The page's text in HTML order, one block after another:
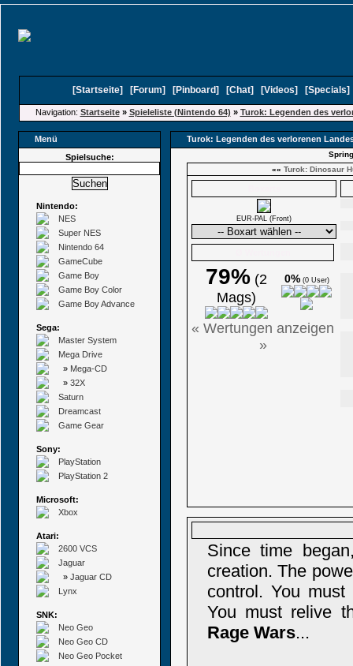
[Startseite] [Forum] [Pinboard] [Chat] [Videos] [Specials
Navigation: Startseite» Spieleliste (Nintendo 64) » Turok: Legenden des
Menü
Turok: Legenden des verlorenen
Spielsuche:
Nintendo:
NES
Super NES
Nintendo 64
GameCube
Game Boy
Game Boy Color
Game Boy Advance
Sega:
Master System
Mega Drive
» Mega-CD
» 32X
Saturn
Dreamcast
Game Gear
Sony:
PlayStation
PlayStation 2
Microsoft:
Xbox
Atari:
2600 VCS
Jaguar
» Jaguar CD
Lynx
SNK:
Neo Geo
Neo Geo CD
Neo Geo Pocket
«« Turok: Dinosaur
EUR-PAL (Front)
79% (2
Mags)
0% (0 User)
« Wertungen anzeigen
»
Since time
creation. The
control. You
You must relive
Rage Wars...